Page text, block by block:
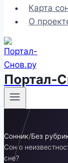
Карта
О
Портал-
Сонник/Без
Сон о
сне?